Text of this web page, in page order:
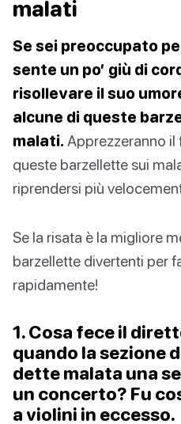
malati
Se sei preoccupato
sente un po’ giù di
risollevare il suo
alcune di queste
malati. Apprezzeranno il
queste barzellette sui
riprendersi più
Se la risata è la migliore
barzellette divertenti per
rapidamente!
1. Cosa fece il
quando la sezione
dette malata una
un concerto? Fu
a violini in eccesso.